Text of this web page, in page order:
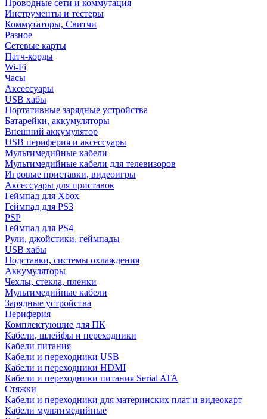
Проводные сети и коммутация
Инструменты и тестеры
Коммутаторы, Свитчи
Разное
Сетевые карты
Патч-корды
Wi-Fi
Часы
Аксессуары
USB хабы
Портативные зарядные устройства
Батарейки, аккумуляторы
Внешний аккумулятор
USB периферия и аксессуары
Мультимедийные кабели
Мультимедийные кабели для телевизоров
Игровые приставки, видеоигры
Аксессуары для приставок
Геймпад для Xbox
Геймпад для PS3
PSP
Геймпад для PS4
Рули, джойстики, геймпады
USB хабы
Подставки, системы охлаждения
Аккумуляторы
Чехлы, стекла, пленки
Мультимедийные кабели
Зарядные устройства
Периферия
Комплектующие для ПК
Кабели, шлейфы и переходники
Кабели питания
Кабели и переходники USB
Кабели и переходники HDMI
Кабели и переходники питания Serial ATA
Стяжки
Кабели и переходники для материнских плат и видеокарт
Кабели мультимедийные